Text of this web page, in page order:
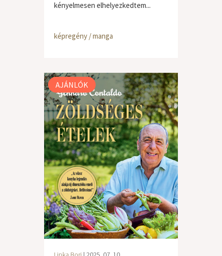
kényelmesen elhelyezkedtem...
képregény / manga
AJÁNLÓK